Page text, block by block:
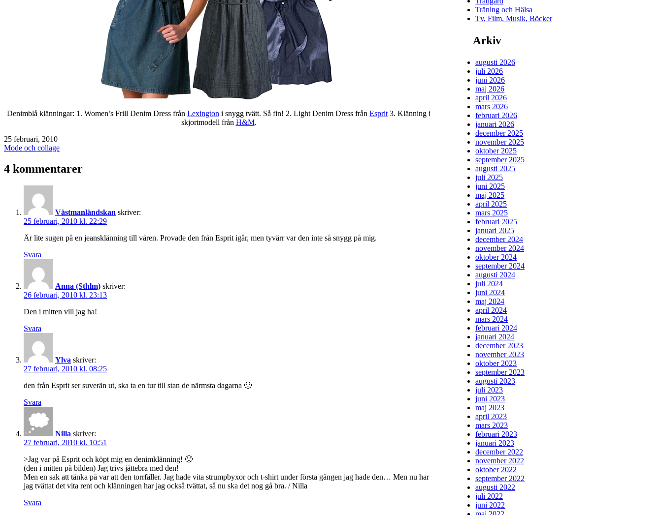
Denimblå klänningar: 1. Women’s Frill Denim Dress frånLexington i snygg tvätt. Så fin! 2. Light Denim Dress frånEsprit 3. Klänning i
skjortmodell från H&M.
Publicerat
den
25 februari, 2010
Kategoriserat
Mode och collage
4 kommentarer
Västmanländskan skriver:
25 februari, 2010 kl. 22:29
Är lite sugen på en jeansklänning till våren. Provade den från Esprit igår, men tyvärr var den inte så snygg på mig.
Svara
Anna (Sthlm) skriver:
26 februari, 2010 kl. 23:13
Den i mitten vill jag ha!
Svara
Ylva skriver:
27 februari, 2010 kl. 08:25
den från Esprit ser suverän ut, ska ta en tur till stan de närmsta dagarna 🙂
Svara
Nilla skriver:
27 februari, 2010 kl. 10:51
>Jag var på Esprit och köpt mig en denimklänning! 🙂
(den i mitten på bilden) Jag trivs jättebra med den!
Men en sak att tänka på var att den torrfäller. Jag hade vita strumpbyxor och t-shirt under första gången jag hade den… Men nu har
jag tvättat det vita rent och klänningen har jag också tvättat, så nu ska det nog gå bra. / Nilla
Svara
Träning och Hälsa
Tv, Film, Musik, Böcker
Arkiv
augusti 2026
juli 2026
juni 2026
maj 2026
april 2026
mars 2026
februari 2026
januari 2026
december 2025
november 2025
oktober 2025
september 2025
augusti 2025
juli 2025
juni 2025
maj 2025
april 2025
mars 2025
februari 2025
januari 2025
december 2024
november 2024
oktober 2024
september 2024
augusti 2024
juli 2024
juni 2024
maj 2024
april 2024
mars 2024
februari 2024
januari 2024
december 2023
november 2023
oktober 2023
september 2023
augusti 2023
juli 2023
juni 2023
maj 2023
april 2023
mars 2023
februari 2023
januari 2023
december 2022
november 2022
oktober 2022
september 2022
augusti 2022
juli 2022
juni 2022